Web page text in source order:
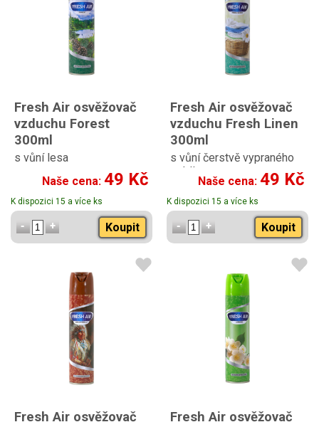
Fresh Air osvěžovač
vzduchu Forest
300ml
s vůní lesa
Naše cena: 49 Kč
K dispozici 15 a více ks
Koupit
Fresh Air osvěžovač
vzduchu Fresh Linen
300ml
s vůní čerstvě vypraného
prádla
Naše cena: 49 Kč
K dispozici 15 a více ks
Koupit
Fresh Air osvěžovač
Fresh Air osvěžovač